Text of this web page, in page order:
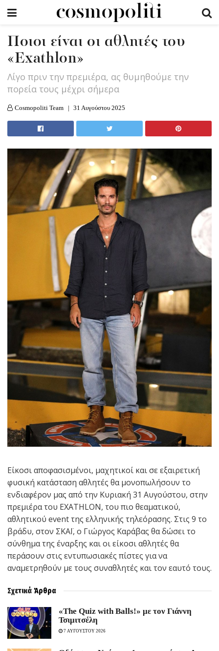
Ποιοι είναι οι αθλητές του
«Exathlon»
Λίγο πριν την πρεμιέρα, ας θυμηθούμε την
πορεία τους μέχρι σήμερα
Cosmopoliti Team 31 Αυγούστου 2025
Είκοσι αποφασισμένοι, μαχητικοί και σε εξαιρετική
φυσική κατάσταση αθλητές θα μονοπωλήσουν το
ενδιαφέρον μας από την Κυριακή 31 Αυγούστου, στην
πρεμιέρα του EXATHLON, του πιο θεαματικού,
αθλητικού event της ελληνικής τηλεόρασης. Στις 9 το
βράδυ, στον ΣΚΑΪ, ο Γιώργος Καράβας θα δώσει το
σύνθημα της έναρξης και οι είκοσι αθλητές θα
περάσουν στις εντυπωσιακές πίστες για να
αναμετρηθούν με τους συναθλητές και τον εαυτό τους.
Σχετικά Άρθρα
«The Quiz with Balls!» με τον Γιάννη
Τσιμιτσέλη
7 ΑΥΓΟΥΣΤΟΥ 2026